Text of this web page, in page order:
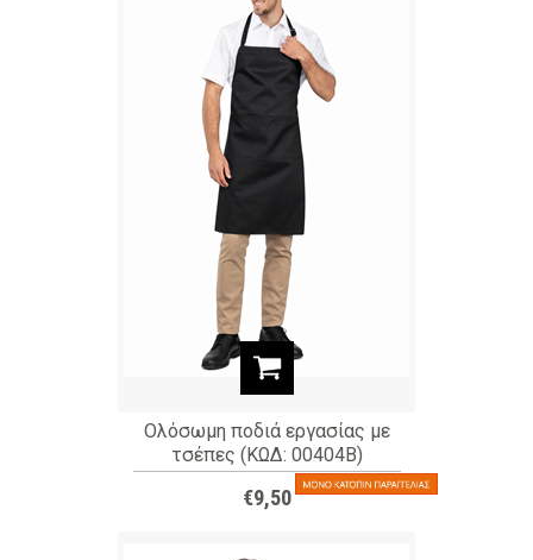
Ολόσωμη ποδιά εργασίας με
τσέπες (ΚΩΔ: 00404Β)
€9,50